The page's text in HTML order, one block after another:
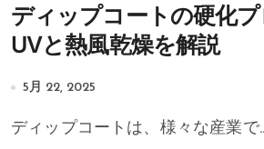
ディップコートの硬化
UVと熱風乾燥を解説
5月 22, 2025
ディップコートは、様々な産業で